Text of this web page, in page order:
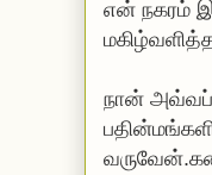
என் நகரம்
நான்